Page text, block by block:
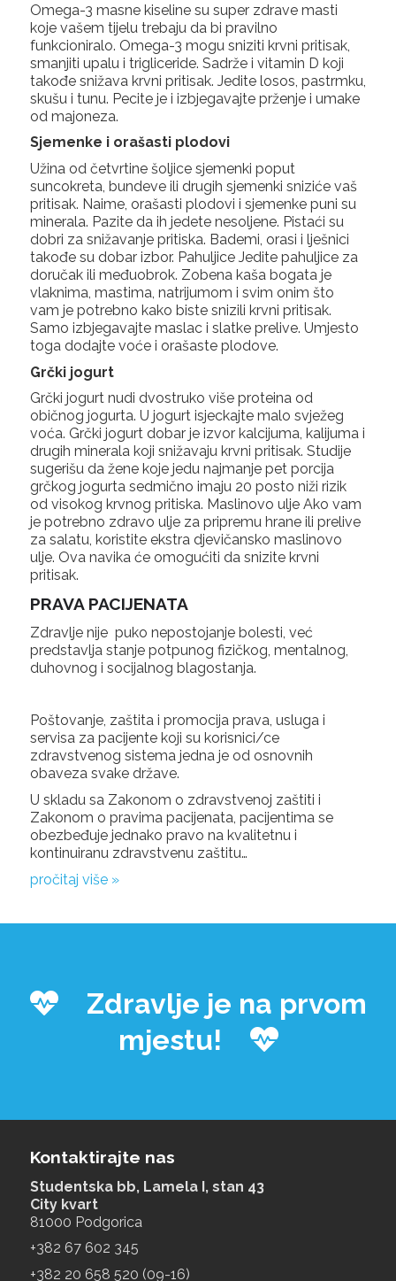
Omega-3 masne kiseline su super zdrave masti
koje vašem tijelu trebaju da bi pravilno
funkcioniralo. Omega-3 mogu sniziti krvni pritisak,
smanjiti upalu i trigliceride. Sadrže i vitamin D koji
takođe snižava krvni pritisak. Jedite losos, pastrmku,
skušu i tunu. Pecite je i izbjegavajte prženje i umake
od majoneza.
Sjemenke i orašasti plodovi
Užina od četvrtine šoljice sjemenki poput
suncokreta, bundeve ili drugih sjemenki sniziće vaš
pritisak. Naime, orašasti plodovi i sjemenke puni su
minerala. Pazite da ih jedete nesoljene. Pistaći su
dobri za snižavanje pritiska. Bademi, orasi i lješnici
takođe su dobar izbor. Pahuljice Jedite pahuljice za
doručak ili međuobrok. Zobena kaša bogata je
vlaknima, mastima, natrijumom i svim onim što
vam je potrebno kako biste snizili krvni pritisak.
Samo izbjegavajte maslac i slatke prelive. Umjesto
toga dodajte voće i orašaste plodove.
Grčki jogurt
Grčki jogurt nudi dvostruko više proteina od
običnog jogurta. U jogurt isjeckajte malo svježeg
voća. Grčki jogurt dobar je izvor kalcijuma, kalijuma i
drugih minerala koji snižavaju krvni pritisak. Studije
sugerišu da žene koje jedu najmanje pet porcija
grčkog jogurta sedmično imaju 20 posto niži rizik
od visokog krvnog pritiska. Maslinovo ulje Ako vam
je potrebno zdravo ulje za pripremu hrane ili prelive
za salatu, koristite ekstra djevičansko maslinovo
ulje. Ova navika će omogućiti da snizite krvni
pritisak.
PRAVA PACIJENATA
Zdravlje nije puko nepostojanje bolesti, već
predstavlja stanje potpunog fizičkog, mentalnog,
duhovnog i socijalnog blagostanja.
Poštovanje, zaštita i promocija prava, usluga i
servisa za pacijente koji su korisnici/ce
zdravstvenog sistema jedna je od osnovnih
obaveza svake države.
U skladu sa Zakonom o zdravstvenoj zaštiti i
Zakonom o pravima pacijenata, pacijentima se
obezbeđuje jednako pravo na kvalitetnu i
kontinuiranu zdravstvenu zaštitu…
pročitaj više »
Zdravlje je na prvom
mjestu!
Kontaktirajte nas
Studentska bb, Lamela I, stan 43
City kvart
81000 Podgorica
+‎382 67 602 345
+‎382 20 658 520 (09-16)